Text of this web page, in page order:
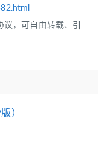
议，可自由转载、引
）